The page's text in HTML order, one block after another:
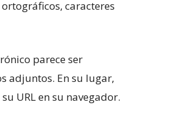
caracteres
parece ⁤ser
adjuntos. En su ⁤lugar,
⁢URL ‍en su navegador.